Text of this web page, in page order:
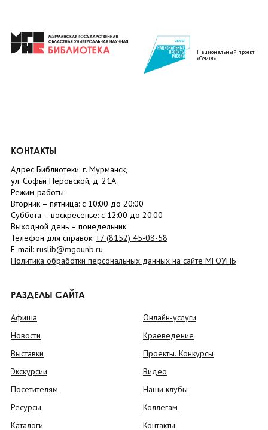
Национальный проект
«Семья»
КОНТАКТЫ
Адрес Библиотеки: г. Мурманск,
ул. Софьи Перовской, д. 21А
Режим работы:
Вторник – пятница: с 10:00 до 20:00
Суббота – воскресенье: c 12:00 до 20:00
Выходной день – понедельник
Телефон для справок: +7 (8152) 45-08-58
E-mail: ruslib@mgounb.ru
Политика обработки персональных данных на сайте МГОУНБ
РАЗДЕЛЫ САЙТА
Афиша
Новости
Выставки
Экскурсии
Посетителям
Ресурсы
Каталоги
Онлайн-услуги
Краеведение
Проекты. Конкурсы
Видео
Наши клубы
Коллегам
Контакты